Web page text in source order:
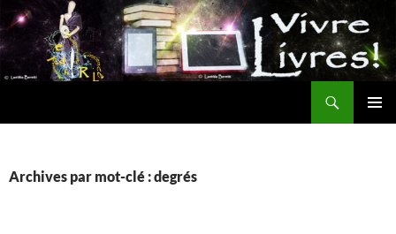
Aller
au
contenu
Archives par mot-clé : degrés